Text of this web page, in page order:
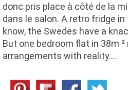
donc pris place à côté de la
dans le salon. A retro fridge
know, the Swedes have a
But one bedroom flat in 38m
arrangements with reality.…